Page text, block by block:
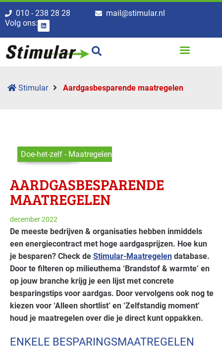
010 - 238 28 28
mail@stimular.nl
Volg ons:
Stimular Aardgasbesparende maatregelen
Doe-het-zelf - Maatregelen
AARDGASBESPARENDE
MAATREGELEN
december 2022
De meeste bedrijven & organisaties hebben inmiddels
een energiecontract met hoge aardgasprijzen. Hoe kun
je besparen? Check de Stimular-Maatregelen database.
Door te filteren op milieuthema ‘Brandstof & warmte’ en
op jouw branche krijg je een lijst met concrete
besparingstips voor aardgas. Door vervolgens ook nog te
kiezen voor ‘Alleen shortlist’ en ‘Zelfstandig moment’
houd je maatregelen over die je direct kunt oppakken.
ENKELE BESPARINGSMAATREGELEN